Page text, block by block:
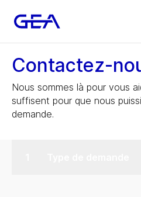
Contactez-
Nous sommes là pour vous
suffisent pour que nous
demande.